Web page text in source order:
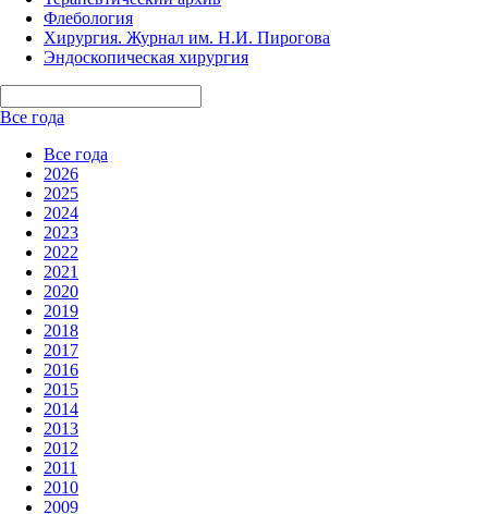
Флебология
Хирургия. Журнал им. Н.И. Пирогова
Эндоскопическая хирургия
Все года
Все года
2026
2025
2024
2023
2022
2021
2020
2019
2018
2017
2016
2015
2014
2013
2012
2011
2010
2009